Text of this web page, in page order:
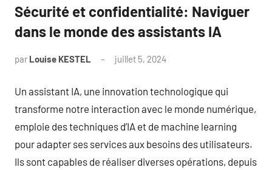
Sécurité et confidentialité: Naviguer
dans le monde des assistants IA
par Louise KESTEL juillet 5, 2024
Un assistant IA, une innovation technologique qui
transforme notre interaction avec le monde numérique,
emploie des techniques d’IA et de machine learning
pour adapter ses services aux besoins des utilisateurs.
Ils sont capables de réaliser diverses opérations, depuis